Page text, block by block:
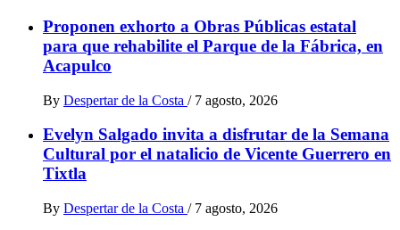
Proponen exhorto a Obras Públicas estatal
para que rehabilite el Parque de la Fábrica, en
Acapulco
By Despertar de la Costa / 7 agosto, 2026
Evelyn Salgado invita a disfrutar de la Semana
Cultural por el natalicio de Vicente Guerrero en
Tixtla
By Despertar de la Costa / 7 agosto, 2026